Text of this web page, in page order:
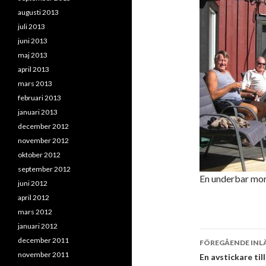
En underbar
FÖREGÅENDE
En avstickare
augusti 2013
juli 2013
juni 2013
maj 2013
april 2013
mars 2013
februari 2013
januari 2013
december 2012
november 2012
oktober 2012
september 2012
juni 2012
april 2012
mars 2012
januari 2012
december 2011
november 2011